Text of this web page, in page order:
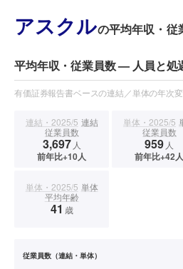
アスクルの平均年収・従
平均年収・従業員数 — 人員と処
有価証券報告書ベースの連結／単体の年次
連結・2025/5 連結
従業員数
3,697 人
前年比+10人
単体・2025/5
従業員数
959 人
前年比+42人
単体・2025/5 単体
平均年齢
41 歳
従業員数（連結・単体）